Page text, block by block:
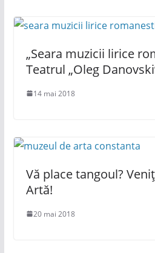
„Seara muzicii lirice
Teatrul „Oleg
14 mai 2018
Vă place tangoul?
Artă!
20 mai 2018